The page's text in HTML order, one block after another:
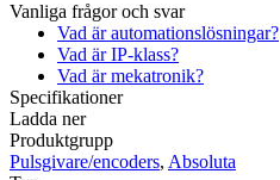
Vanliga frågor och svar
Vad är automationslösningar?
Vad är IP-klass?
Vad är mekatronik?
Specifikationer
Ladda ner
Produktgrupp
Pulsgivare/encoders, Absoluta